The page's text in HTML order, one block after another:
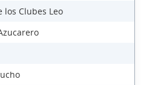
los Clubes Leo